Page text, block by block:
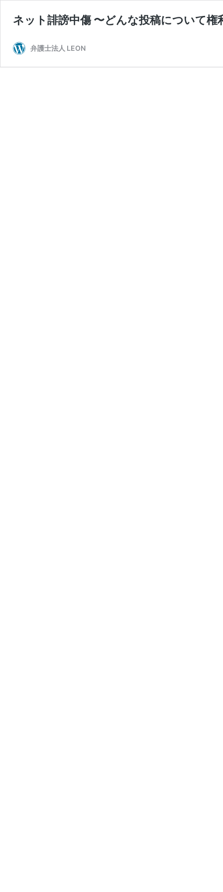
ネット誹謗中傷 〜どんな投稿について権
弁護士法人 LEON